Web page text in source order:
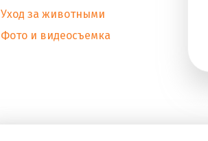
Уход за животными
Фото и видеосъемка